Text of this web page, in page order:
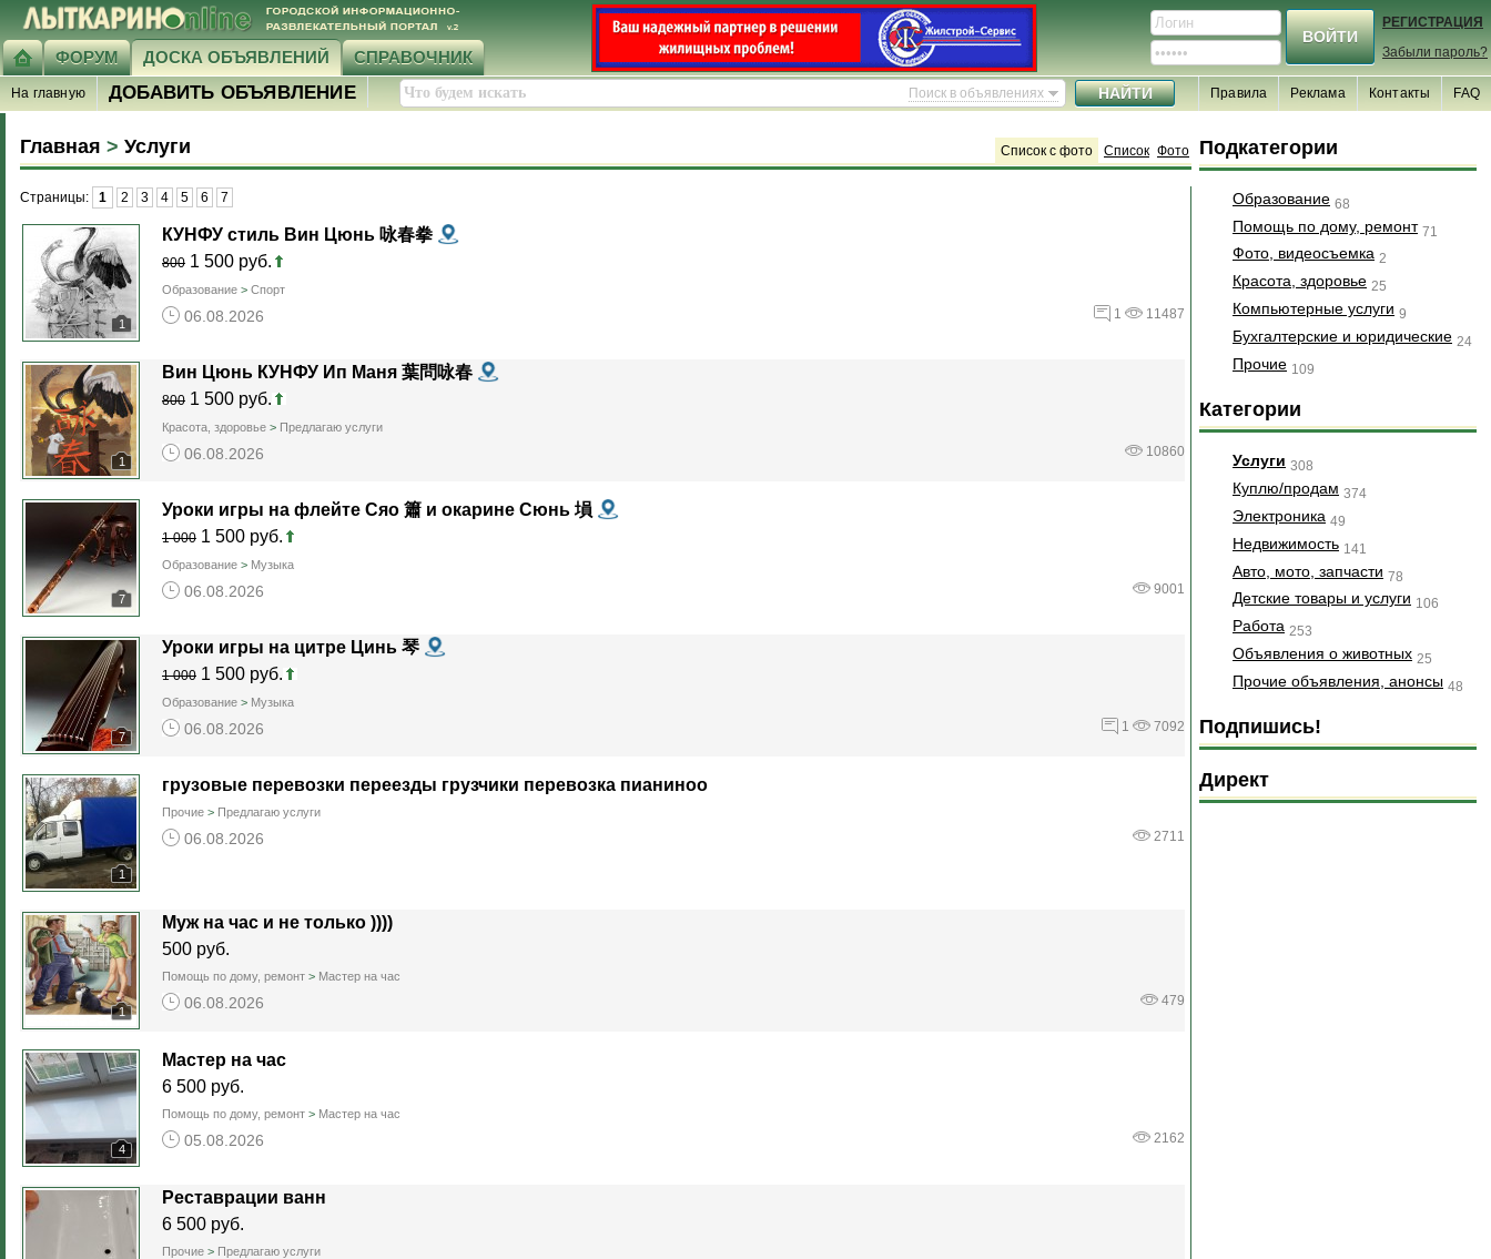
ФОРУМ ДОСКА ОБЪЯВЛЕНИЙ СПРАВОЧНИК
РЕГИСТРАЦИЯ
Забыли пароль?
На главную ДОБАВИТЬ ОБЪЯВЛЕНИЕ Поиск в объявлениях FAQ
Контакты
Реклама
Правила
Главная > Услуги Список с фото Список Фото
Страницы: 1 2 3 4 5 6 7
1
КУНФУ стиль Вин Цюнь 咏春拳
800 1 500 руб.
Образование > Спорт
1 11487
06.08.2026
1
Вин Цюнь КУНФУ Ип Маня 葉問咏春
800 1 500 руб.
Красота, здоровье > Предлагаю услуги
10860
06.08.2026
7
Уроки игры на флейте Сяо 簫 и окарине Сюнь 塤
1 000 1 500 руб.
Образование > Музыка
9001
06.08.2026
7
Уроки игры на цитре Цинь 琴
1 000 1 500 руб.
Образование > Музыка
1 7092
06.08.2026
1
грузовые перевозки переезды грузчики перевозка пианиноо
Прочие > Предлагаю услуги
2711
06.08.2026
1
Муж на час и не только ))))
500 руб.
Помощь по дому, ремонт > Мастер на час
479
06.08.2026
4
Мастер на час
6 500 руб.
Помощь по дому, ремонт > Мастер на час
2162
05.08.2026
Реставрации ванн
6 500 руб.
Прочие > Предлагаю услуги
Подкатегории
Образование 68
Помощь по дому, ремонт 71
Фото, видеосъемка 2
Красота, здоровье 25
Компьютерные услуги 9
Бухгалтерские и юридические 24
Прочие 109
Категории
Услуги 308
Куплю/продам 374
Электроника 49
Недвижимость 141
Авто, мото, запчасти 78
Детские товары и услуги 106
Работа 253
Объявления о животных 25
Прочие объявления, анонсы 48
Подпишись!
Директ